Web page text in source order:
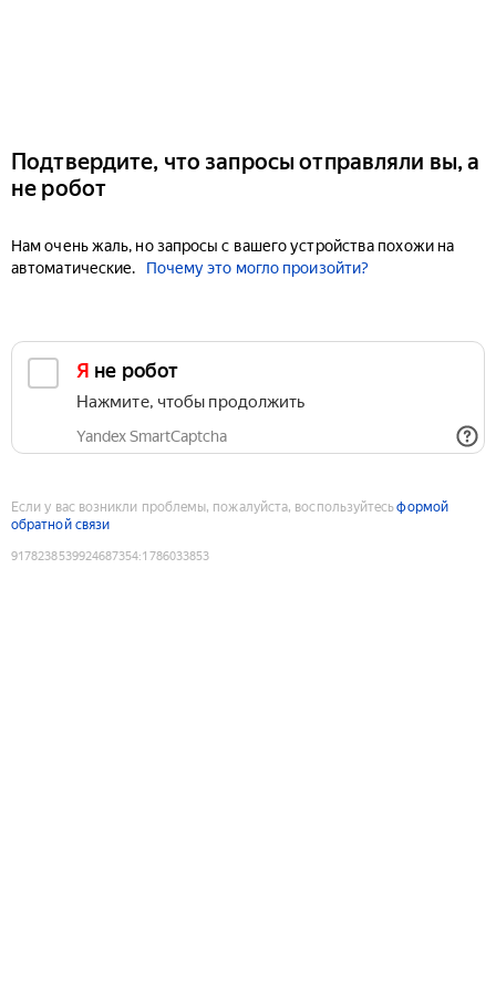
Подтвердите, что запросы отправляли вы, а
не робот
Нам очень жаль, но запросы с вашего устройства похожи на
автоматические.
Почему это могло произойти?
Я не робот
Нажмите, чтобы продолжить
Yandex SmartCaptcha
Если у вас возникли проблемы, пожалуйста, воспользуйтесьформой
обратной связи
9178238539924687354:1786033853